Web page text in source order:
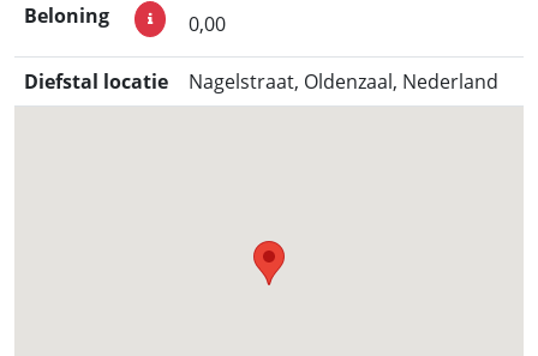
Beloning
0,00
Diefstal locatie Nagelstraat, Oldenzaal, Nederland